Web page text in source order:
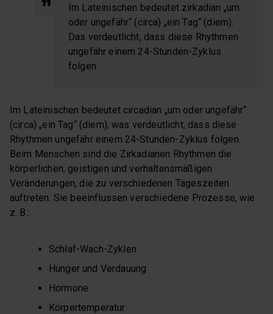
Im Lateinischen bedeutet zirkadian „um
oder ungefähr“ (circa) „ein Tag“ (diem).
Das verdeutlicht, dass diese Rhythmen
ungefähr einem 24-Stunden-Zyklus
folgen.
Im Lateinischen bedeutet circadian „um oder ungefähr“
(circa) „ein Tag“ (diem), was verdeutlicht, dass diese
Rhythmen ungefähr einem 24-Stunden-Zyklus folgen.
Beim Menschen sind die Zirkadianen Rhythmen die
körperlichen, geistigen und verhaltensmäßigen
Veränderungen, die zu verschiedenen Tageszeiten
auftreten. Sie beeinflussen verschiedene Prozesse, wie
z. B.:
Schlaf-Wach-Zyklen
Hunger und Verdauung
Hormone
Körpertemperatur